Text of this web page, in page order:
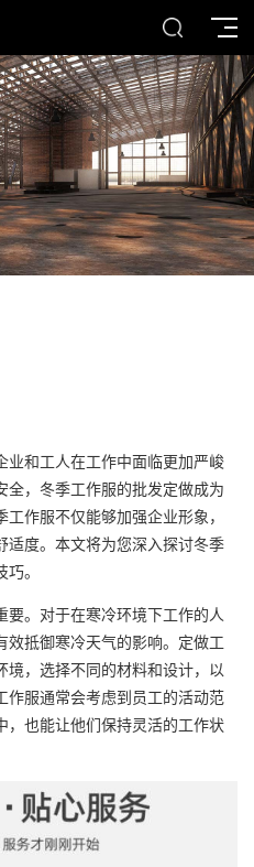
业和工人在工作中面临更加严峻
全，冬季工作服的批发定做成为
作服不仅能够加强企业形象，
适度。本文将为您深入探讨冬季
。
。对于在寒冷环境下工作的人
效抵御寒冷天气的影响。定做工
，选择不同的材料和设计，以
作服通常会考虑到员工的活动范
，也能让他们保持灵活的工作状